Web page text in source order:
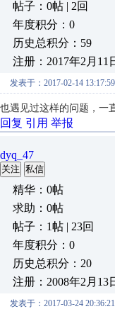
帖子：0帖 | 2回
年度积分：0
历史总积分：59
注册：2017年2月11
发表于：2017-02-14 13:17:59
也遇见过这样的问题，一
回复 引用 举报
dyq_47
关注 私信
精华：0帖
求助：0帖
帖子：1帖 | 23回
年度积分：0
历史总积分：20
注册：2008年2月13
发表于：2017-03-24 20:36:21